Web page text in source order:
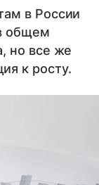
в России
общем
но все же
к росту.